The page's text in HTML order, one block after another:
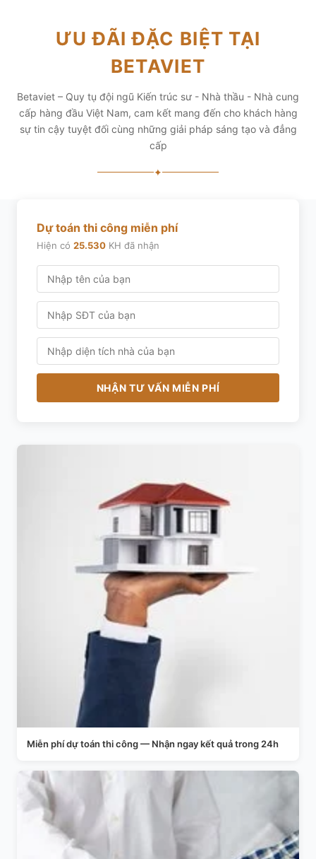
ƯU ĐÃI ĐẶC BIỆT TẠI
BETAVIET
Betaviet – Quy tụ đội ngũ Kiến trúc sư - Nhà thầu - Nhà cung
cấp hàng đầu Việt Nam, cam kết mang đến cho khách hàng
sự tin cậy tuyệt đối cùng những giải pháp sáng tạo và đẳng
cấp
✦
Dự toán thi công miễn phí
Hiện có 25.530 KH đã nhận
NHẬN TƯ VẤN MIỄN PHÍ
Miễn phí dự toán thi công — Nhận ngay kết quả trong 24h